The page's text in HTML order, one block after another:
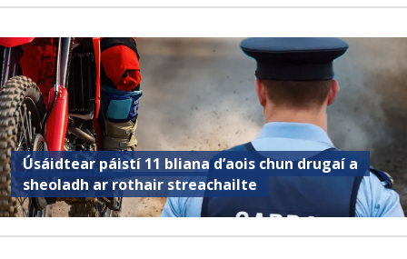
Úsáidtear páistí 11 bliana d’aois chun drugaí a
sheoladh ar rothair streachailte